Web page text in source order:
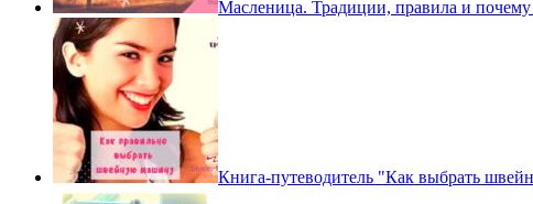
Масленица. Традиции, правила и
Книга-путеводитель "Как выбрать